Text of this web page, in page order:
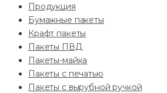
Продукция
Бумажные пакеты
Крафт пакеты
Пакеты ПВД
Пакеты-майка
Пакеты с печатью
Пакеты с вырубной ручкой